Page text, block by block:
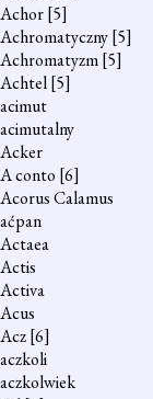
Achor[5]
Achromatyczny[5]
Achromatyzm[5]
Achtel[5]
acimut
acimutalny
Acker
A conto [6]
Acorus Calamus
aćpan
Actaea
Actis
Activa
Acus
Acz[6]
aczkoli
aczkolwiek